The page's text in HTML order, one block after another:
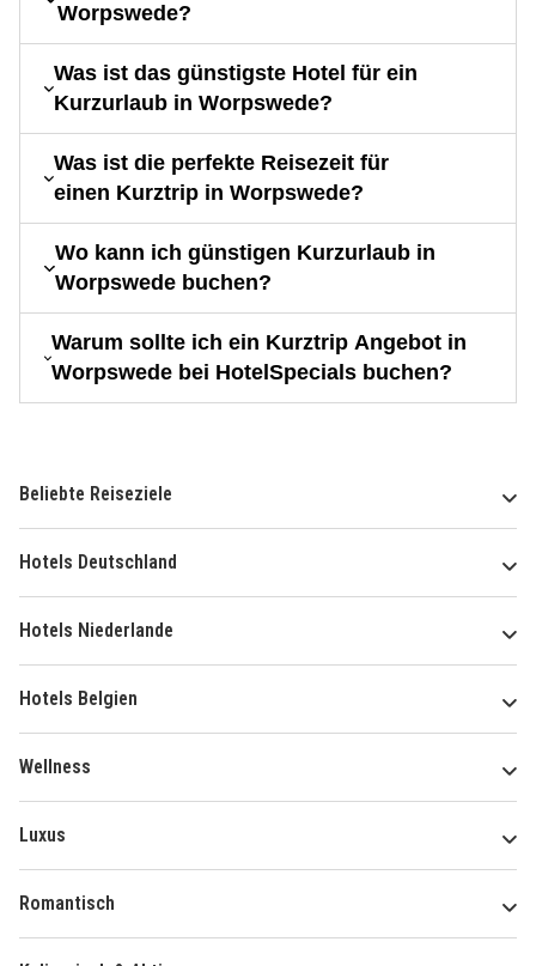
Worpswede?
Was ist das günstigste Hotel für ein
Kurzurlaub in Worpswede?
Was ist die perfekte Reisezeit für
einen Kurztrip in Worpswede?
Wo kann ich günstigen Kurzurlaub in
Worpswede buchen?
Warum sollte ich ein Kurztrip Angebot in
Worpswede bei HotelSpecials buchen?
Beliebte Reiseziele
Hotels Deutschland
Hotels Niederlande
Hotels Belgien
Wellness
Luxus
Romantisch